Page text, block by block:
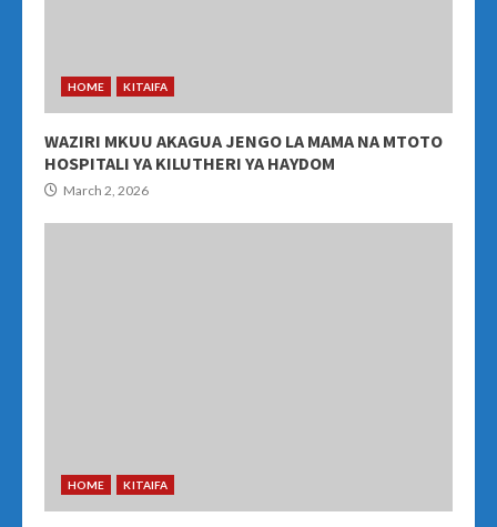
HOME KITAIFA
WAZIRI MKUU AKAGUA JENGO LA MAMA NA MTOTO
HOSPITALI YA KILUTHERI YA HAYDOM
March 2, 2026
HOME KITAIFA